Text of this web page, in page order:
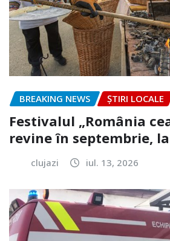
BREAKING NEWS ȘTIRI LOCALE
Festivalul „România
revine în septembrie,
clujazi iul. 13, 2026